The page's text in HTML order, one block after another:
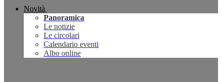
Novità
Panoramica
Le notizie
Le circolari
Calendario eventi
Albo online